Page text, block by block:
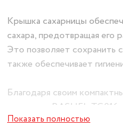
Крышка сахарницы
сахара, предотвращая его
Это позволяет сохранить
также обеспечивает
Благодаря своим
сахарница RASHEL
интерьер и не займет много
Показать полностью